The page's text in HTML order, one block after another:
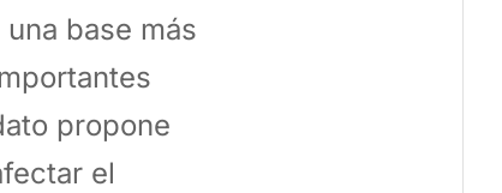
base más
propone
el